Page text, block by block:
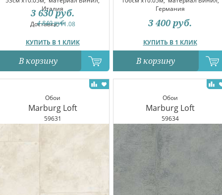
Италия
Доставка:11.08
КУПИТЬ В 1 КЛИК
4 840руб.
3 630 руб.
В корзину
Германия
КУПИТЬ В 1 КЛИК
3 400 руб.
В корзину
Обои
Marburg Loft
59631
Обои
Marburg Loft
59634